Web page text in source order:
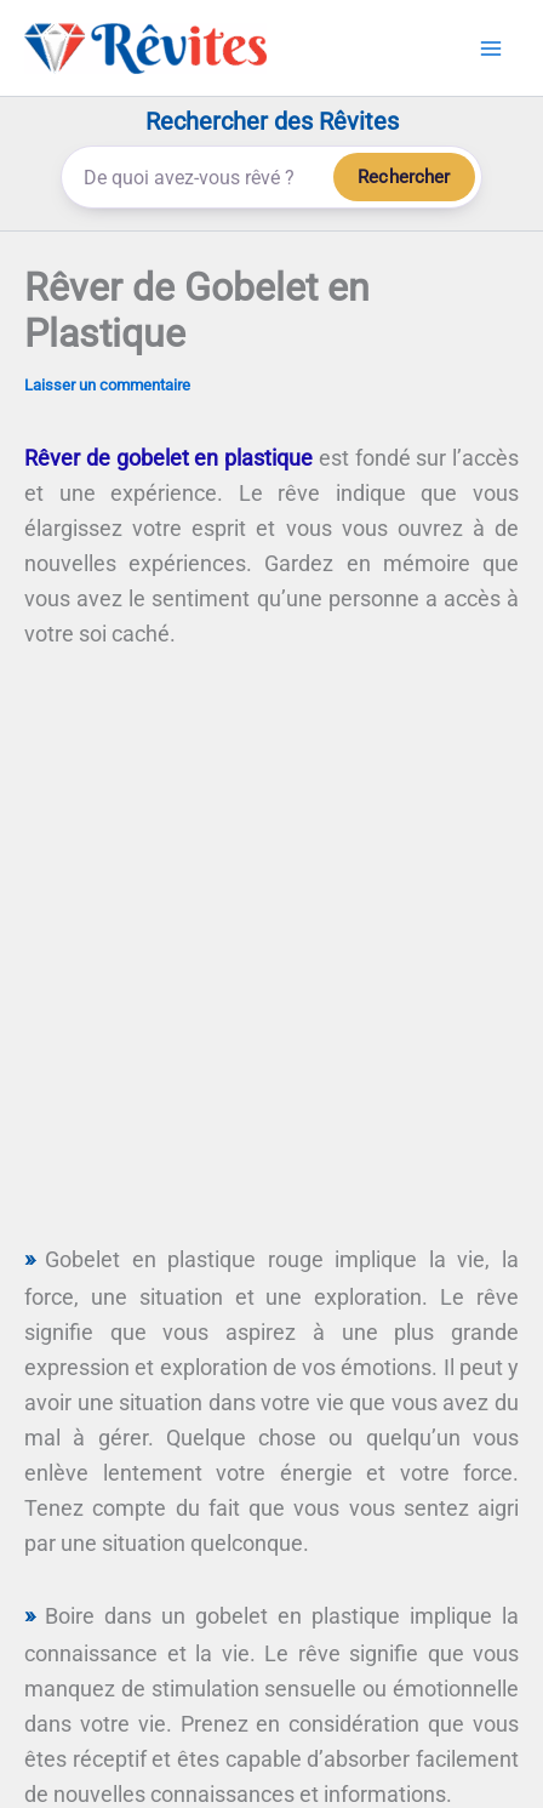
Rechercher des Rêvites
Rechercher
Rêver de Gobelet en
Plastique
Laisser un commentaire
Rêver de gobelet en plastique est fondé sur l’accès
et une expérience. Le rêve indique que vous
élargissez votre esprit et vous vous ouvrez à de
nouvelles expériences. Gardez en mémoire que
vous avez le sentiment qu’une personne a accès à
votre soi caché.
Gobelet en plastique rouge implique la vie, la
force, une situation et une exploration. Le rêve
signifie que vous aspirez à une plus grande
expression et exploration de vos émotions. Il peut y
avoir une situation dans votre vie que vous avez du
mal à gérer. Quelque chose ou quelqu’un vous
enlève lentement votre énergie et votre force.
Tenez compte du fait que vous vous sentez aigri
par une situation quelconque.
Boire dans un gobelet en plastique implique la
connaissance et la vie. Le rêve signifie que vous
manquez de stimulation sensuelle ou émotionnelle
dans votre vie. Prenez en considération que vous
êtes réceptif et êtes capable d’absorber facilement
de nouvelles connaissances et informations.